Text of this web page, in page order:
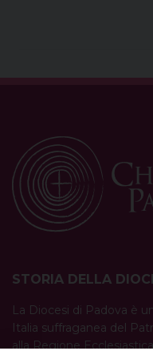
STORIA DELLA
La Diocesi di Padova è
Italia suffraganea del
alla Regione